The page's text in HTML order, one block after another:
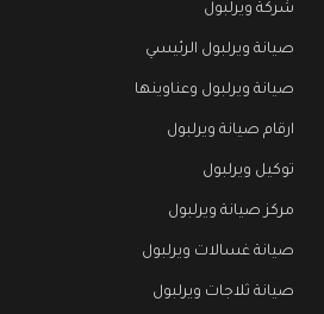
شركة ويرلبول
صيانة ويرلبول الرئيسي
صيانة ويرلبول وعناوينها
ارقام صيانة ويرلبول
توكيل ويرلبول
مركز صيانة ويرلبول
صيانة غسالات ويرلبول
صيانة ثلاجات ويرلبول